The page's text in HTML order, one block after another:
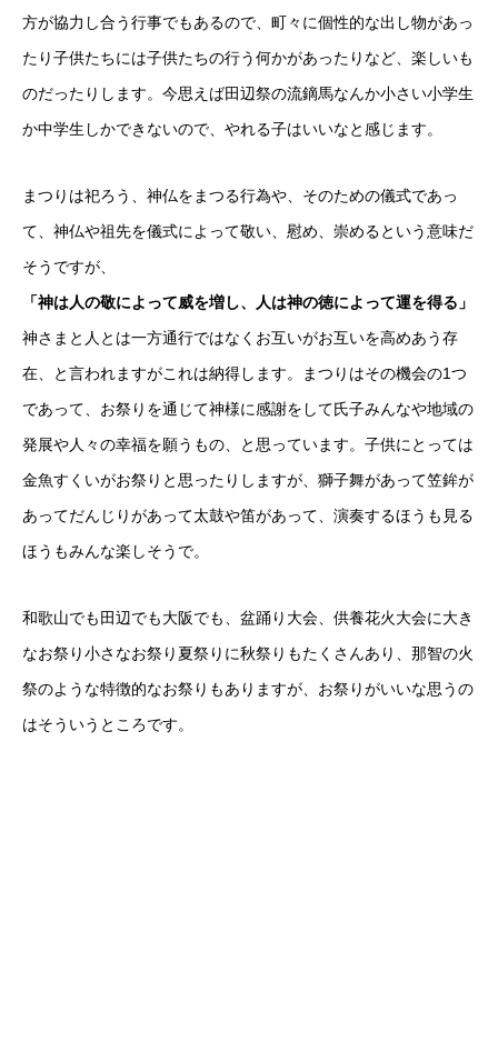
方が協力し合う行事でもあるので、町々に個性的な出し物があっ
たり子供たちには子供たちの行う何かがあったりなど、楽しいも
のだったりします。今思えば田辺祭の流鏑馬なんか小さい小学生
か中学生しかできないので、やれる子はいいなと感じます。
まつりは祀ろう、神仏をまつる行為や、そのための儀式であっ
て、神仏や祖先を儀式によって敬い、慰め、崇めるという意味だ
そうですが、
「神は人の敬によって威を増し、人は神の徳によって運を得る」
神さまと人とは一方通行ではなくお互いがお互いを高めあう存
在、と言われますがこれは納得します。まつりはその機会の1つ
であって、お祭りを通じて神様に感謝をして氏子みんなや地域の
発展や人々の幸福を願うもの、と思っています。子供にとっては
金魚すくいがお祭りと思ったりしますが、獅子舞があって笠鉾が
あってだんじりがあって太鼓や笛があって、演奏するほうも見る
ほうもみんな楽しそうで。
和歌山でも田辺でも大阪でも、盆踊り大会、供養花火大会に大き
なお祭り小さなお祭り夏祭りに秋祭りもたくさんあり、那智の火
祭のような特徴的なお祭りもありますが、お祭りがいいな思うの
はそういうところです。